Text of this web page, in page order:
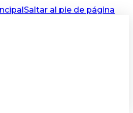
Saltar al pie de página